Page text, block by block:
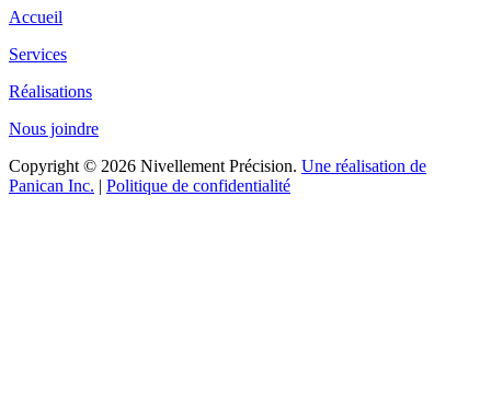
Accueil
Services
Réalisations
Nous joindre
Copyright © 2026 Nivellement Précision. Une réalisation de
Panican Inc. | Politique de confidentialité